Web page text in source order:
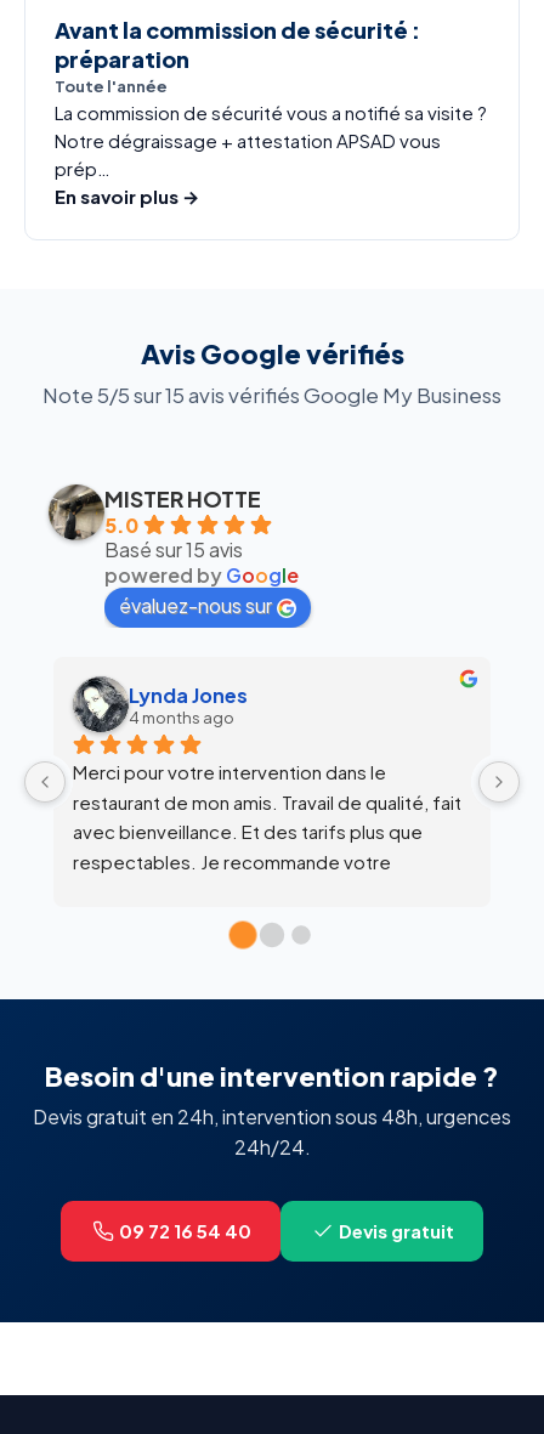
Avant la commission de sécurité :
préparation
Toute l'année
La commission de sécurité vous a notifié sa visite ?
Notre dégraissage + attestation APSAD vous
prép…
En savoir plus →
Avis Google vérifiés
Note 5/5 sur 15 avis vérifiés Google My Business
MISTER HOTTE
5.0
Basé sur 15 avis
powered byGoogle
évaluez-nous sur
Lynda Jones
4 months ago
Merci pour votre intervention dans le
restaurant de mon amis. Travail de qualité, fait
avec bienveillance. Et des tarifs plus que
respectables. Je recommande votre
Équipe
Besoin d'une intervention rapide ?
Devis gratuit en 24h, intervention sous 48h, urgences
24h/24.
09 72 16 54 40 Devis gratuit